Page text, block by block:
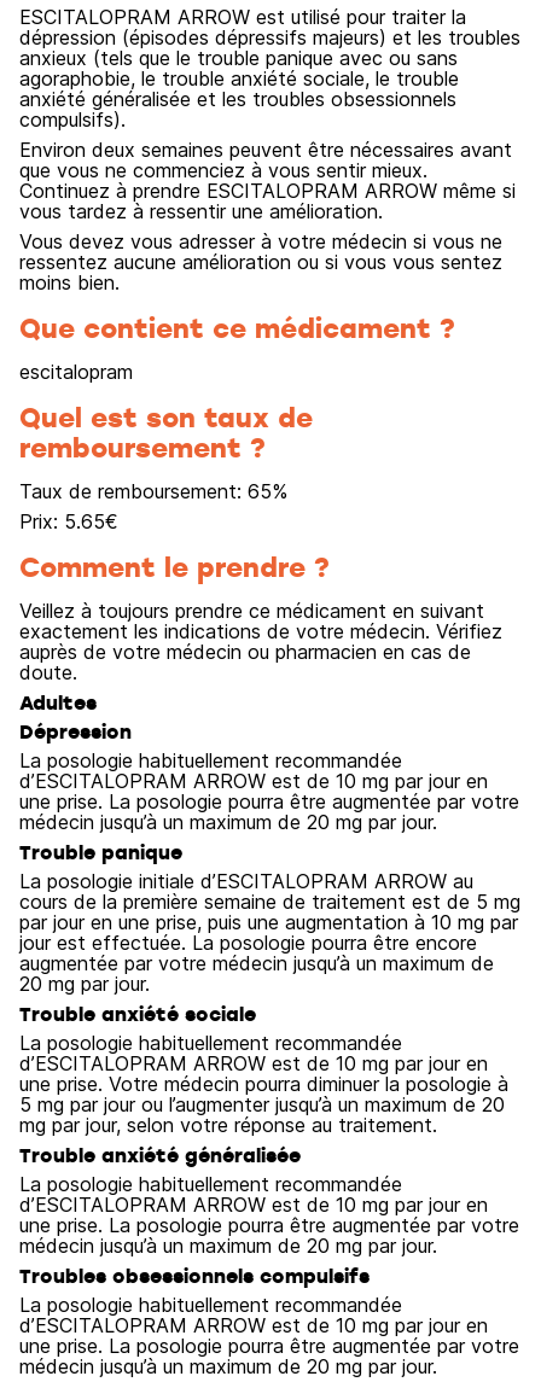
ESCITALOPRAM ARROW est utilisé pour traiter la
dépression (épisodes dépressifs majeurs) et les troubles
anxieux (tels que le trouble panique avec ou sans
agoraphobie, le trouble anxiété sociale, le trouble
anxiété généralisée et les troubles obsessionnels
compulsifs).
Environ deux semaines peuvent être nécessaires avant
que vous ne commenciez à vous sentir mieux.
Continuez à prendre ESCITALOPRAM ARROW même si
vous tardez à ressentir une amélioration.
Vous devez vous adresser à votre médecin si vous ne
ressentez aucune amélioration ou si vous vous sentez
moins bien.
Que contient ce médicament ?
escitalopram
Quel est son taux de
remboursement ?
Taux de remboursement: 65%
Prix: 5.65€
Comment le prendre ?
Veillez à toujours prendre ce médicament en suivant
exactement les indications de votre médecin. Vérifiez
auprès de votre médecin ou pharmacien en cas de
doute.
Adultes
Dépression
La posologie habituellement recommandée
d’ESCITALOPRAM ARROW est de 10 mg par jour en
une prise. La posologie pourra être augmentée par votre
médecin jusqu’à un maximum de 20 mg par jour.
Trouble panique
La posologie initiale d’ESCITALOPRAM ARROW au
cours de la première semaine de traitement est de 5 mg
par jour en une prise, puis une augmentation à 10 mg par
jour est effectuée. La posologie pourra être encore
augmentée par votre médecin jusqu’à un maximum de
20 mg par jour.
Trouble anxiété sociale
La posologie habituellement recommandée
d’ESCITALOPRAM ARROW est de 10 mg par jour en
une prise. Votre médecin pourra diminuer la posologie à
5 mg par jour ou l’augmenter jusqu’à un maximum de 20
mg par jour, selon votre réponse au traitement.
Trouble anxiété généralisée
La posologie habituellement recommandée
d’ESCITALOPRAM ARROW est de 10 mg par jour en
une prise. La posologie pourra être augmentée par votre
médecin jusqu’à un maximum de 20 mg par jour.
Troubles obsessionnels compulsifs
La posologie habituellement recommandée
d’ESCITALOPRAM ARROW est de 10 mg par jour en
une prise. La posologie pourra être augmentée par votre
médecin jusqu’à un maximum de 20 mg par jour.